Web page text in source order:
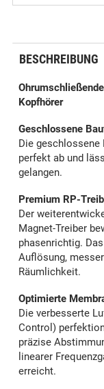
BESCHREIBUNG
Kopfhörer
Geschlossene
Die geschlossene
perfekt ab und
gelangen.
Premium RP-
Der
Magnet-Treiber
phasenrichtig.
Auflösung,
Räumlichkeit.
Optimierte
Die verbesserte
Control)
präzise
linearer
erreicht.